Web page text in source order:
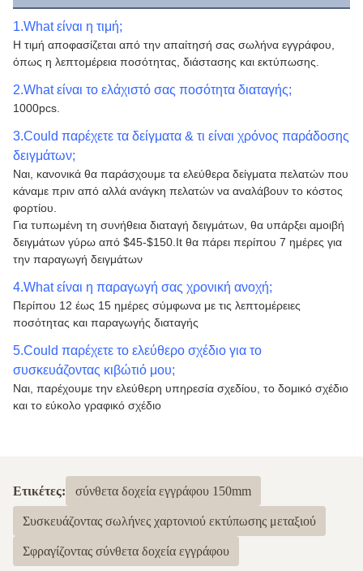
1.What είναι η τιμή;
Η τιμή αποφασίζεται από την απαίτησή σας σωλήνα εγγράφου,
όπως η λεπτομέρεια ποσότητας, διάστασης και εκτύπωσης.
2.What είναι το ελάχιστό σας ποσότητα διαταγής;
1000pcs.
3.Could παρέχετε τα δείγματα & τι είναι χρόνος παράδοσης
δειγμάτων;
Ναι, κανονικά θα παράσχουμε τα ελεύθερα δείγματα πελατών που
κάναμε πριν από αλλά ανάγκη πελατών να αναλάβουν το κόστος
φορτίου.
Για τυπωμένη τη συνήθεια διαταγή δειγμάτων, θα υπάρξει αμοιβή
δειγμάτων γύρω από $45-$150.It θα πάρει περίπου 7 ημέρες για
την παραγωγή δειγμάτων
4.What είναι η παραγωγή σας χρονική ανοχή;
Περίπου 12 έως 15 ημέρες σύμφωνα με τις λεπτομέρειες
ποσότητας και παραγωγής διαταγής
5.Could παρέχετε το ελεύθερο σχέδιο για το
συσκευάζοντας κιβώτιό μου;
Ναι, παρέχουμε την ελεύθερη υπηρεσία σχεδίου, το δομικό σχέδιο
και το εύκολο γραφικό σχέδιο
Ετικέτες: σύνθετα δοχεία εγγράφου 150mm
Συσκευάζοντας σωλήνες χαρτονιού εκτύπωσης μεταξιού
Σφραγίζοντας σύνθετα δοχεία εγγράφου